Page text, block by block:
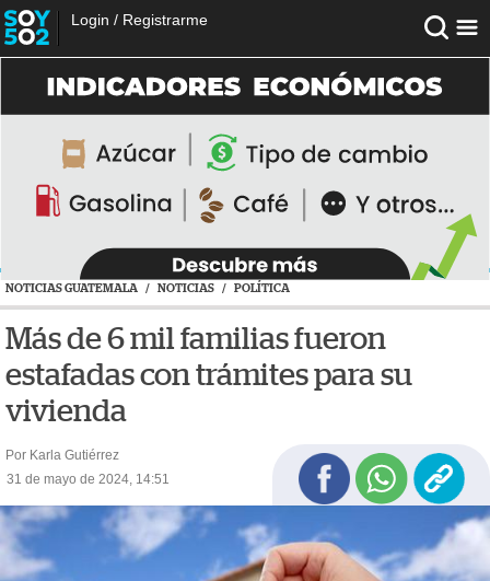
Login / Registrarme
NOTICIAS GUATEMALA / NOTICIAS / POLÍTICA
Más de 6 mil familias fueron
estafadas con trámites para su
vivienda
Por Karla Gutiérrez
31 de mayo de 2024, 14:51